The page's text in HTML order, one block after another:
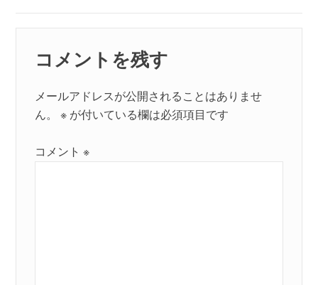
シ
ョ
ンコメントを残す
メールアドレスが公開されることはありませ
ん。
※ が付いている欄は必須項目です
コメント※